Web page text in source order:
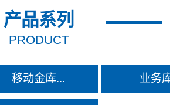
产品系列
PRODUCT
移动金库... 业务